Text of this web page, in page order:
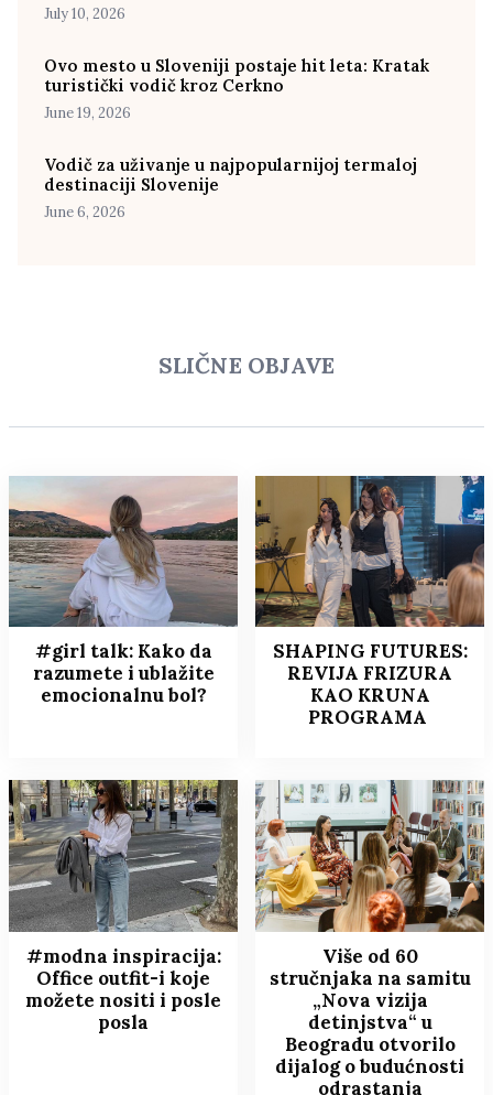
July 10, 2026
Ovo mesto u Sloveniji postaje hit leta: Kratak
turistički vodič kroz Cerkno
June 19, 2026
Vodič za uživanje u najpopularnijoj termaloj
destinaciji Slovenije
June 6, 2026
SLIČNE OBJAVE
#girl talk: Kako da
razumete i ublažite
emocionalnu bol?
SHAPING FUTURES:
REVIJA FRIZURA
KAO KRUNA
PROGRAMA
#modna inspiracija:
Office outfit-i koje
možete nositi i posle
posla
Više od 60
stručnjaka na samitu
„Nova vizija
detinjstva“ u
Beogradu otvorilo
dijalog o budućnosti
odrastanja